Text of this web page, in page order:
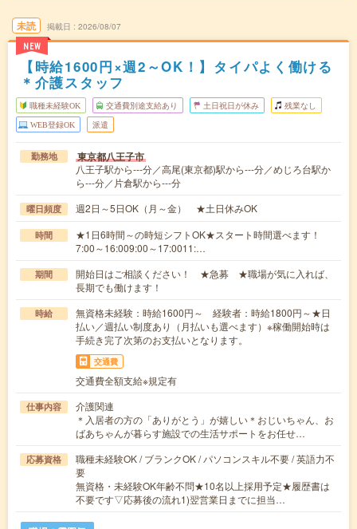
未読
NEW
掲載日 2026/08/07
【時給1600円×週2～OK！】タイパよく働ける
＊介護スタッフ
職種未経験OK 交通費別途支給あり 土日祝日が休み 残業なし
WEB登録OK 派遣
勤務地 東京都八王子市
八王子駅から---分／高尾(東京都)駅から---分／めじろ台駅か
ら---分／片倉駅から---分
曜日頻度 週2日～5日OK（月～金） ★土日休みOK
時間
★1日6時間～の時短シフトOK★スタート時間選べます！
7:00～16:009:00～17:0011:…
期間
開始日はご相談ください！ ★急募 ★職場が気に入れば、
長期でも働けます！
時給
無資格未経験：時給1600円～ 経験者：時給1800円～★日
払い／週払い制度あり（月払いも選べます）※稼働開始時は
手続き完了次第のお支払いとなります。
交通費
交通費全額支給※規定有
仕事内容
介護関連
＊入居者の方の「ありがとう」が嬉しい＊おじいちゃん、お
ばあちゃんが暮らす施設での生活サポートをお任せ…
応募資格
職種未経験OK / ブランクOK / パソコンスキル不要 / 英語力不
要
無資格・未経験OK年齢不問★10名以上採用予定★履歴書は
不要です▽応募後の流れ1)翌営業日までに担当…